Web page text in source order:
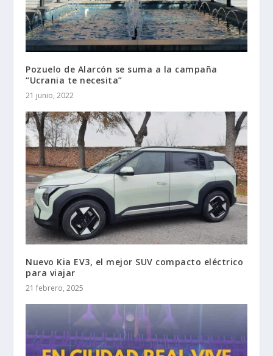
Pozuelo de Alarcón se suma a la campaña
“Ucrania te necesita”
21 junio, 2022
Nuevo Kia EV3, el mejor SUV compacto eléctrico
para viajar
21 febrero, 2025